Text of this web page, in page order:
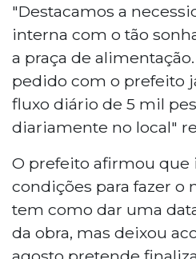
"Destacamos a
interna com o tão
a praça de
pedido com o prefeito
fluxo diário de 5 mil
diariamente no local"
O prefeito afirmou que
condições para fazer o
tem como dar uma
da obra, mas deixou